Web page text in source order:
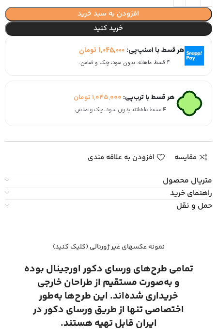
افزودن به سبد خرید
خرید کنید
هر قسط با اسنپ‌پی:1,045,000 تومان
۴ قسط ماهانه. بدون سود، چک و ضامن.
هر قسط با ترب‌پی: 1,045,000تومان
۴ قسط ماهانه. بدون سود، چک و ضامن.
مقایسه افزودن به علاقه مندی
متریال محصول
راهنمای خرید
حمل و نقل
نمونه عکسهای غیر ژورنالی (کلیک کنید)
تمامی طرح‌های ورسای دکور اورجینال بوده
و به‌صورت مستقیم از طراحان خارجی
خریداری شده‌اند. این طرح‌ها به‌طور
اختصاصی تنها از طریق ورسای دکور در
ایران قابل تهیه هستند.